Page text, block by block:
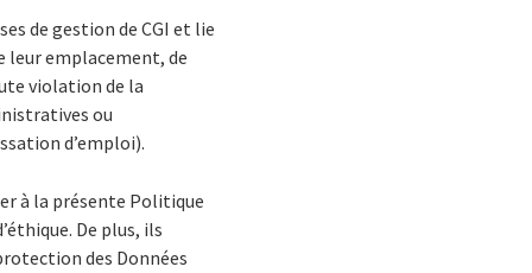
de gestion de CGI et lie
leur emplacement, de
violation de la
ou
d’emploi).
à la présente Politique
De plus, ils
des Données